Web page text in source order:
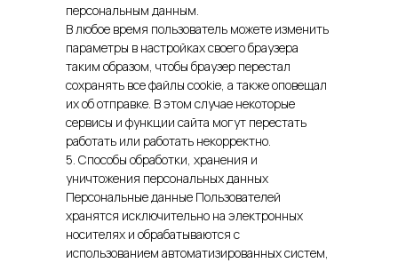
персональным данным.
В любое время пользователь можете изменить
параметры в настройках своего браузера
таким образом, чтобы браузер перестал
сохранять все файлы cookie, а также оповещал
их об отправке. В этом случае некоторые
сервисы и функции сайта могут перестать
работать или работать некорректно.
5. Способы обработки, хранения и
уничтожения персональных данных
Персональные данные Пользователей
хранятся исключительно на электронных
носителях и обрабатываются с
использованием автоматизированных систем,